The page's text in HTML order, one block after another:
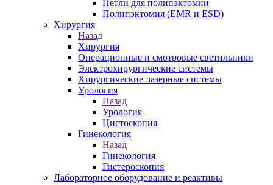
Петли для полипэктомии
Полипэктомия (EMR и ESD)
Хирургия
Назад
Хирургия
Операционные и смотровые светильники
Электрохирургические системы
Хирургические лазерные системы
Урология
Назад
Урология
Цистоскопия
Гинекология
Назад
Гинекология
Гистероскопия
Лабораторное оборудование и реактивы